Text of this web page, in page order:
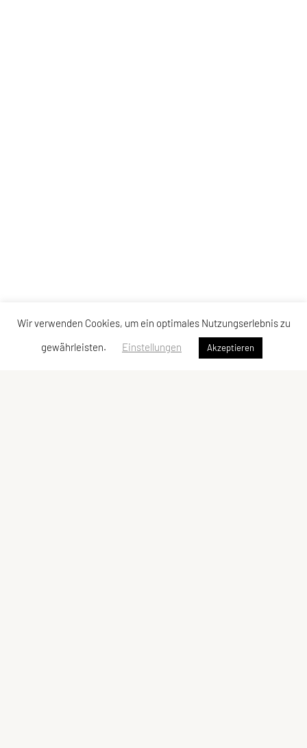
Wir verwenden Cookies, um ein optimales Nutzungserlebnis zu
gewährleisten.
Einstellungen Akzeptieren